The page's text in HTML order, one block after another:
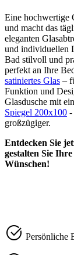
Eine hochwertige
und macht das
eleganten
und individuellen
Bad stilvoll und
perfekt an Ihre
satiniertes Glas –
Funktion und
Glasdusche mit
Spiegel 200x100 -
großzügiger.
Entdecken Sie
gestalten Sie
Wünschen!
Persönliche